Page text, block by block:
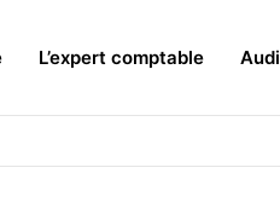
L’expert comptable